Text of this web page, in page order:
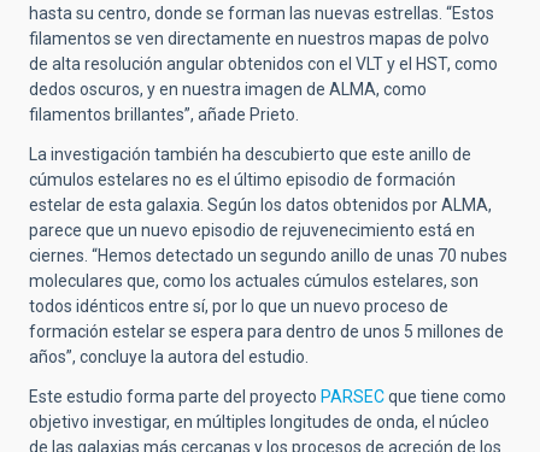
hasta su centro, donde se forman las nuevas estrellas. “Estos
filamentos se ven directamente en nuestros mapas de polvo
de alta resolución angular obtenidos con el VLT y el HST, como
dedos oscuros, y en nuestra imagen de ALMA, como
filamentos brillantes”, añade Prieto.
La investigación también ha descubierto que este anillo de
cúmulos estelares no es el último episodio de formación
estelar de esta galaxia. Según los datos obtenidos por ALMA,
parece que un nuevo episodio de rejuvenecimiento está en
ciernes. “Hemos detectado un segundo anillo de unas 70 nubes
moleculares que, como los actuales cúmulos estelares, son
todos idénticos entre sí, por lo que un nuevo proceso de
formación estelar se espera para dentro de unos 5 millones de
años”, concluye la autora del estudio.
Este estudio forma parte del proyecto PARSECque tiene como
objetivo investigar, en múltiples longitudes de onda, el núcleo
de las galaxias más cercanas y los procesos de acreción de los